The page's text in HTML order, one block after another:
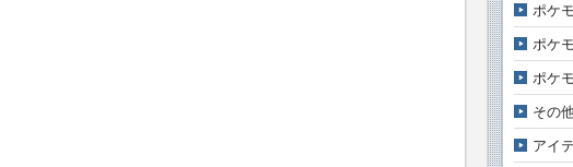
ポケ
ポケ
ポケ
その
アイ